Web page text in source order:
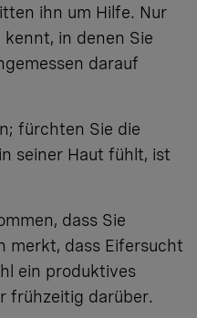
ihn um Hilfe. Nur
in denen Sie
darauf
fürchten Sie die
seiner Haut fühlt, ist
dass Sie
merkt, dass Eifersucht
ein produktives
frühzeitig darüber.